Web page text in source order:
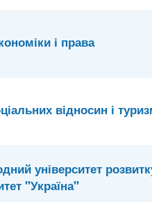
і права
відносин і
університет
"Україна"